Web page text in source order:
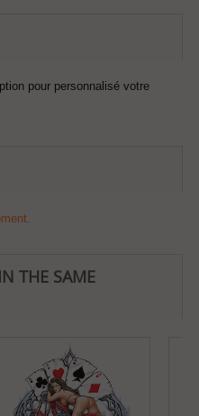
pour personnalisé votre
THE SAME